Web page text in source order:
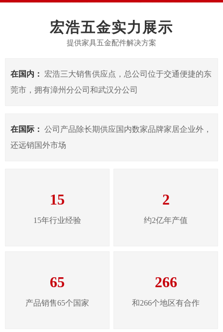
宏浩五金实力展示
提供家具五金配件解决方案
在国内：
宏浩三大销售供应点，总公司位于交通便捷的东
莞市，拥有漳州分公司和武汉分公司
在国际： 公司产品除长期供应国内数家品牌家居企业外，
还远销国外市场
15
15年行业经验
2
约2亿年产值
65
产品销售65个国家
266
和266个地区有合作